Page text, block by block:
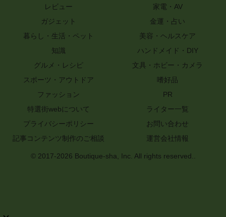
レビュー
家電・AV
ガジェット
金運・占い
暮らし・生活・ペット
美容・ヘルスケア
知識
ハンドメイド・DIY
グルメ・レシピ
文具・ホビー・カメラ
スポーツ・アウトドア
嗜好品
ファッション
PR
特選街webについて
ライター一覧
プライバシーポリシー
お問い合わせ
記事コンテンツ制作のご相談
運営会社情報
© 2017-2026 Boutique-sha, Inc. All rights reserved..